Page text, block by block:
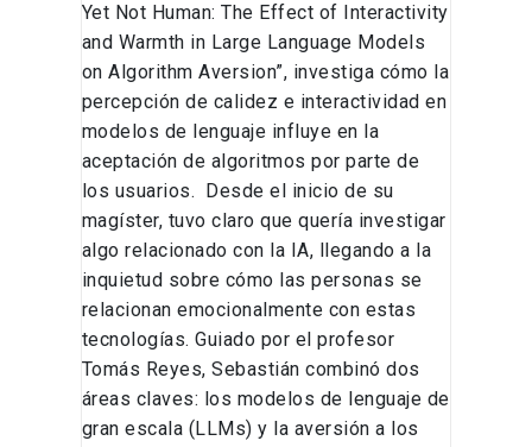
Yet Not Human: The Effect of Interactivity
and Warmth in Large Language Models
on Algorithm Aversion”, investiga cómo la
percepción de calidez e interactividad en
modelos de lenguaje influye en la
aceptación de algoritmos por parte de
los usuarios. Desde el inicio de su
magíster, tuvo claro que quería investigar
algo relacionado con la IA, llegando a la
inquietud sobre cómo las personas se
relacionan emocionalmente con estas
tecnologías. Guiado por el profesor
Tomás Reyes, Sebastián combinó dos
áreas claves: los modelos de lenguaje de
gran escala (LLMs) y la aversión a los